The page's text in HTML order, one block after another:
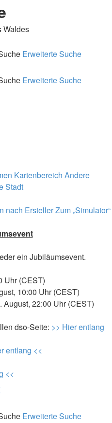
Waldes
Erweiterte Suche
Erweiterte Suche
Kartenbereich Andere
Stadt
nach ErstellerZum „Simulator“
ein Jubiläumsevent.
Uhr (CEST)
10:00 Uhr (CEST)
22:00 Uhr (CEST)
dso-Seite: >> Hier entlang
entlang <<
<<
Erweiterte Suche